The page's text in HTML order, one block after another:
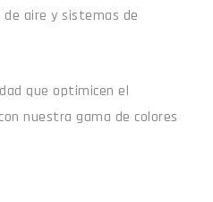
aire y sistemas de
que optimicen el
nuestra gama de colores